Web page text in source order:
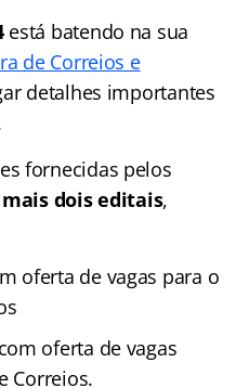
está batendo na sua
de Correios e
detalhes importantes
fornecidas pelos
dois editais,
oferta de vagas para o
oferta de vagas
Correios.